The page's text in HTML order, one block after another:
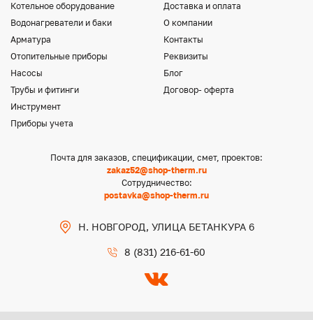
Котельное оборудование
Водонагреватели и баки
Арматура
Отопительные приборы
Насосы
Трубы и фитинги
Инструмент
Приборы учета
Доставка и оплата
О компании
Контакты
Реквизиты
Блог
Договор- оферта
Почта для заказов, спецификации, смет, проектов:
zakaz52@shop-therm.ru
Сотрудничество:
postavka@shop-therm.ru
Н. НОВГОРОД, УЛИЦА БЕТАНКУРА 6
8 (831) 216-61-60